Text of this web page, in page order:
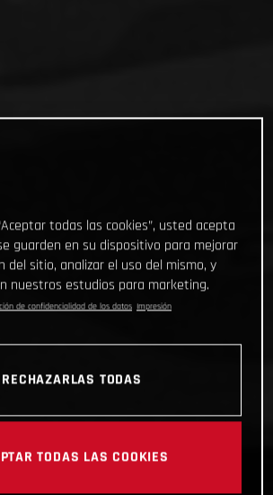
todas las cookies”, usted acepta
guarden en su dispositivo para mejorar
del sitio, analizar el uso del mismo, y
nuestros estudios para marketing.
de confidencialidad de los datos Impresión
RECHAZARLAS TODAS
TODAS LAS COOKIES